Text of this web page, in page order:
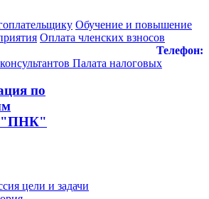
Обучение и повышение
Оплата членских взносов
Телефон:
Палата налоговых
по
"ПНК"
цели и задачи